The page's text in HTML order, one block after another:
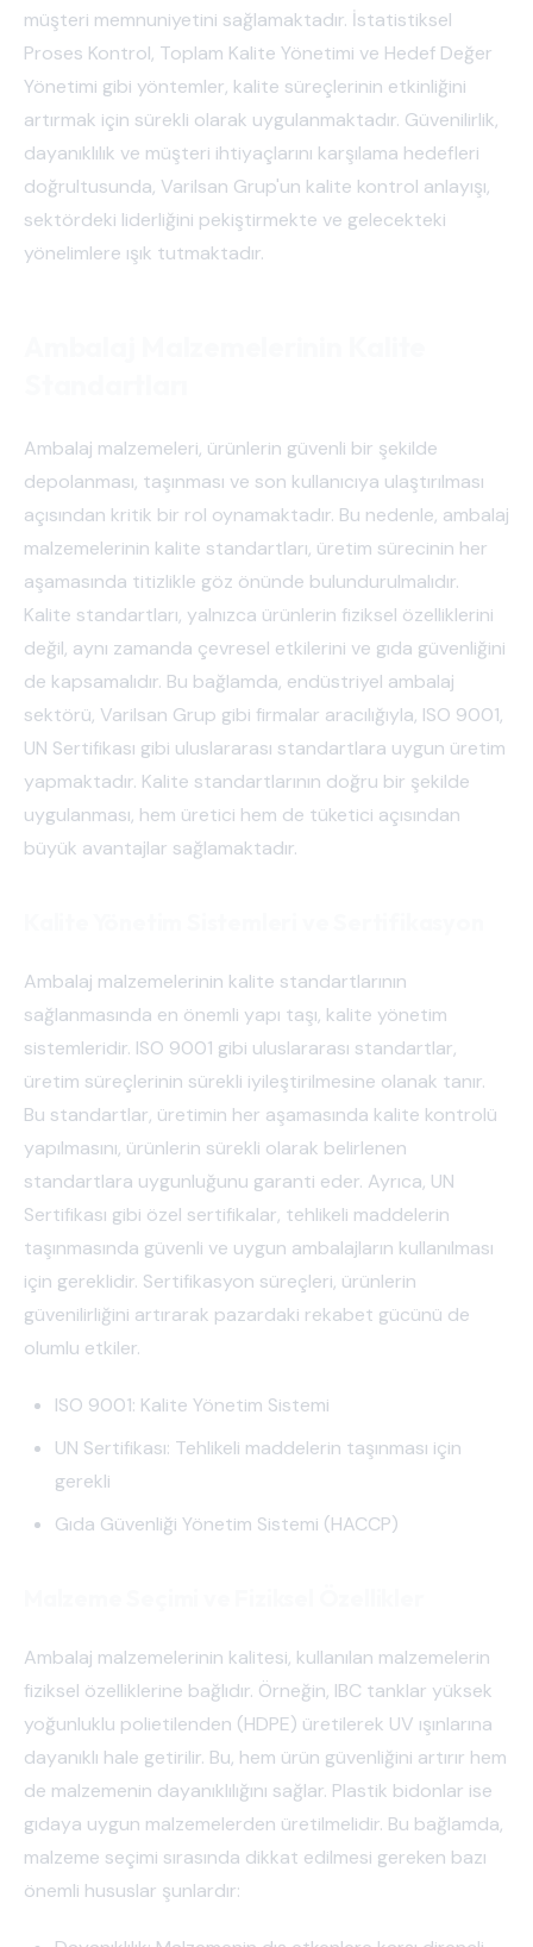
müşteri memnuniyetini sağlamaktadır. İstatistiksel
Proses Kontrol, Toplam Kalite Yönetimi ve Hedef Değer
Yönetimi gibi yöntemler, kalite süreçlerinin etkinliğini
artırmak için sürekli olarak uygulanmaktadır. Güvenilirlik,
dayanıklılık ve müşteri ihtiyaçlarını karşılama hedefleri
doğrultusunda, Varilsan Grup'un kalite kontrol anlayışı,
sektördeki liderliğini pekiştirmekte ve gelecekteki
yönelimlere ışık tutmaktadır.
Ambalaj malzemeleri, ürünlerin güvenli bir şekilde
depolanması, taşınması ve son kullanıcıya ulaştırılması
açısından kritik bir rol oynamaktadır. Bu nedenle, ambalaj
malzemelerinin kalite standartları, üretim sürecinin her
aşamasında titizlikle göz önünde bulundurulmalıdır.
Kalite standartları, yalnızca ürünlerin fiziksel özelliklerini
değil, aynı zamanda çevresel etkilerini ve gıda güvenliğini
de kapsamalıdır. Bu bağlamda, endüstriyel ambalaj
sektörü, Varilsan Grup gibi firmalar aracılığıyla, ISO 9001,
UN Sertifikası gibi uluslararası standartlara uygun üretim
yapmaktadır. Kalite standartlarının doğru bir şekilde
uygulanması, hem üretici hem de tüketici açısından
büyük avantajlar sağlamaktadır.
Ambalaj malzemelerinin kalite standartlarının
sağlanmasında en önemli yapı taşı, kalite yönetim
sistemleridir. ISO 9001 gibi uluslararası standartlar,
üretim süreçlerinin sürekli iyileştirilmesine olanak tanır.
Bu standartlar, üretimin her aşamasında kalite kontrolü
yapılmasını, ürünlerin sürekli olarak belirlenen
standartlara uygunluğunu garanti eder. Ayrıca, UN
Sertifikası gibi özel sertifikalar, tehlikeli maddelerin
taşınmasında güvenli ve uygun ambalajların kullanılması
için gereklidir. Sertifikasyon süreçleri, ürünlerin
güvenilirliğini artırarak pazardaki rekabet gücünü de
olumlu etkiler.
ISO 9001: Kalite Yönetim Sistemi
UN Sertifikası: Tehlikeli maddelerin taşınması için
gerekli
Gıda Güvenliği Yönetim Sistemi (HACCP)
Ambalaj malzemelerinin kalitesi, kullanılan malzemelerin
fiziksel özelliklerine bağlıdır. Örneğin, IBC tanklar yüksek
yoğunluklu polietilenden (HDPE) üretilerek UV ışınlarına
dayanıklı hale getirilir. Bu, hem ürün güvenliğini artırır hem
de malzemenin dayanıklılığını sağlar. Plastik bidonlar ise
gıdaya uygun malzemelerden üretilmelidir. Bu bağlamda,
malzeme seçimi sırasında dikkat edilmesi gereken bazı
önemli hususlar şunlardır: